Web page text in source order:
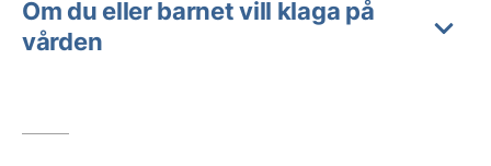
Om du eller barnet vill klaga på
vården